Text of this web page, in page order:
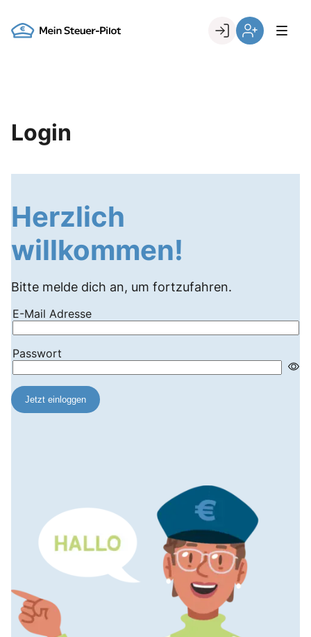
content
Go to landing page.
Login
Herzlich
willkommen!
Bitte melde dich an, um fortzufahren.